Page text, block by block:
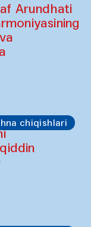
Arundhati
chiqishlari